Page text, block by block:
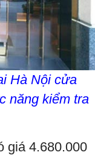
Hà Nội cửa
năng kiểm tra
giá 4.680.000